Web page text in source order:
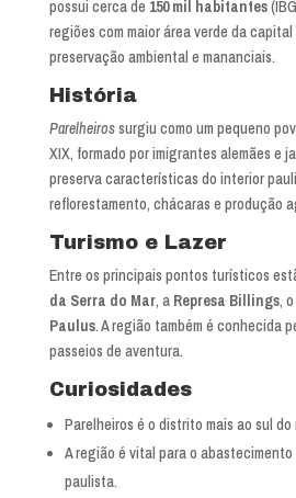
possui cerca de 150 mil habitantes
regiões com maior área verde da
preservação ambiental e mananciais.
História
Parelheirossurgiu como um pequeno
XIX, formado por imigrantes alemães e
preserva características do interior
reflorestamento, chácaras e produção
Turismo e Lazer
Entre os principais pontos turísticos
da Serra do Mar, a Represa Billings, o
Paulus. A região também é conhecida
passeios de aventura.
Curiosidades
Parelheiros é o distrito mais ao sul
A região é vital para o
paulista.